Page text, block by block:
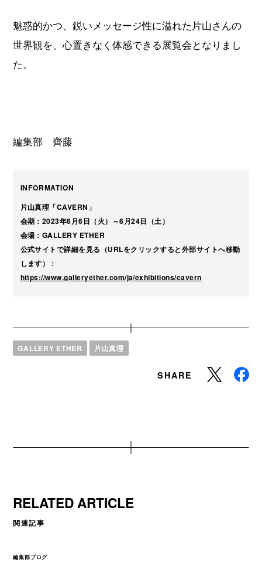
魅惑的かつ、鋭いメッセージ性に溢れた片山さんの
世界観を、心置きなく体感できる展覧会となりまし
た。
編集部 齊藤
INFORMATION
片山真理「CAVERN」
会期：2023年6月6日（火）～6月24日（土）
会場：GALLERY ETHER
公式サイトで詳細を見る（URLをクリックすると外部サイトへ移動
します）：
https://www.galleryether.com/ja/exhibitions/cavern
GALLERY ETHER 片山真理
SHARE
RELATED ARTICLE
関連記事
編集部ブログ